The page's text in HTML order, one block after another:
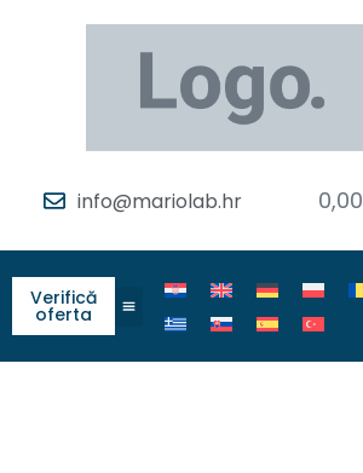
info@mariolab.hr 0,00
Verifică
oferta